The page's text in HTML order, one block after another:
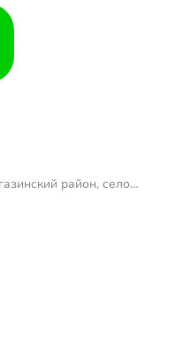
район, село